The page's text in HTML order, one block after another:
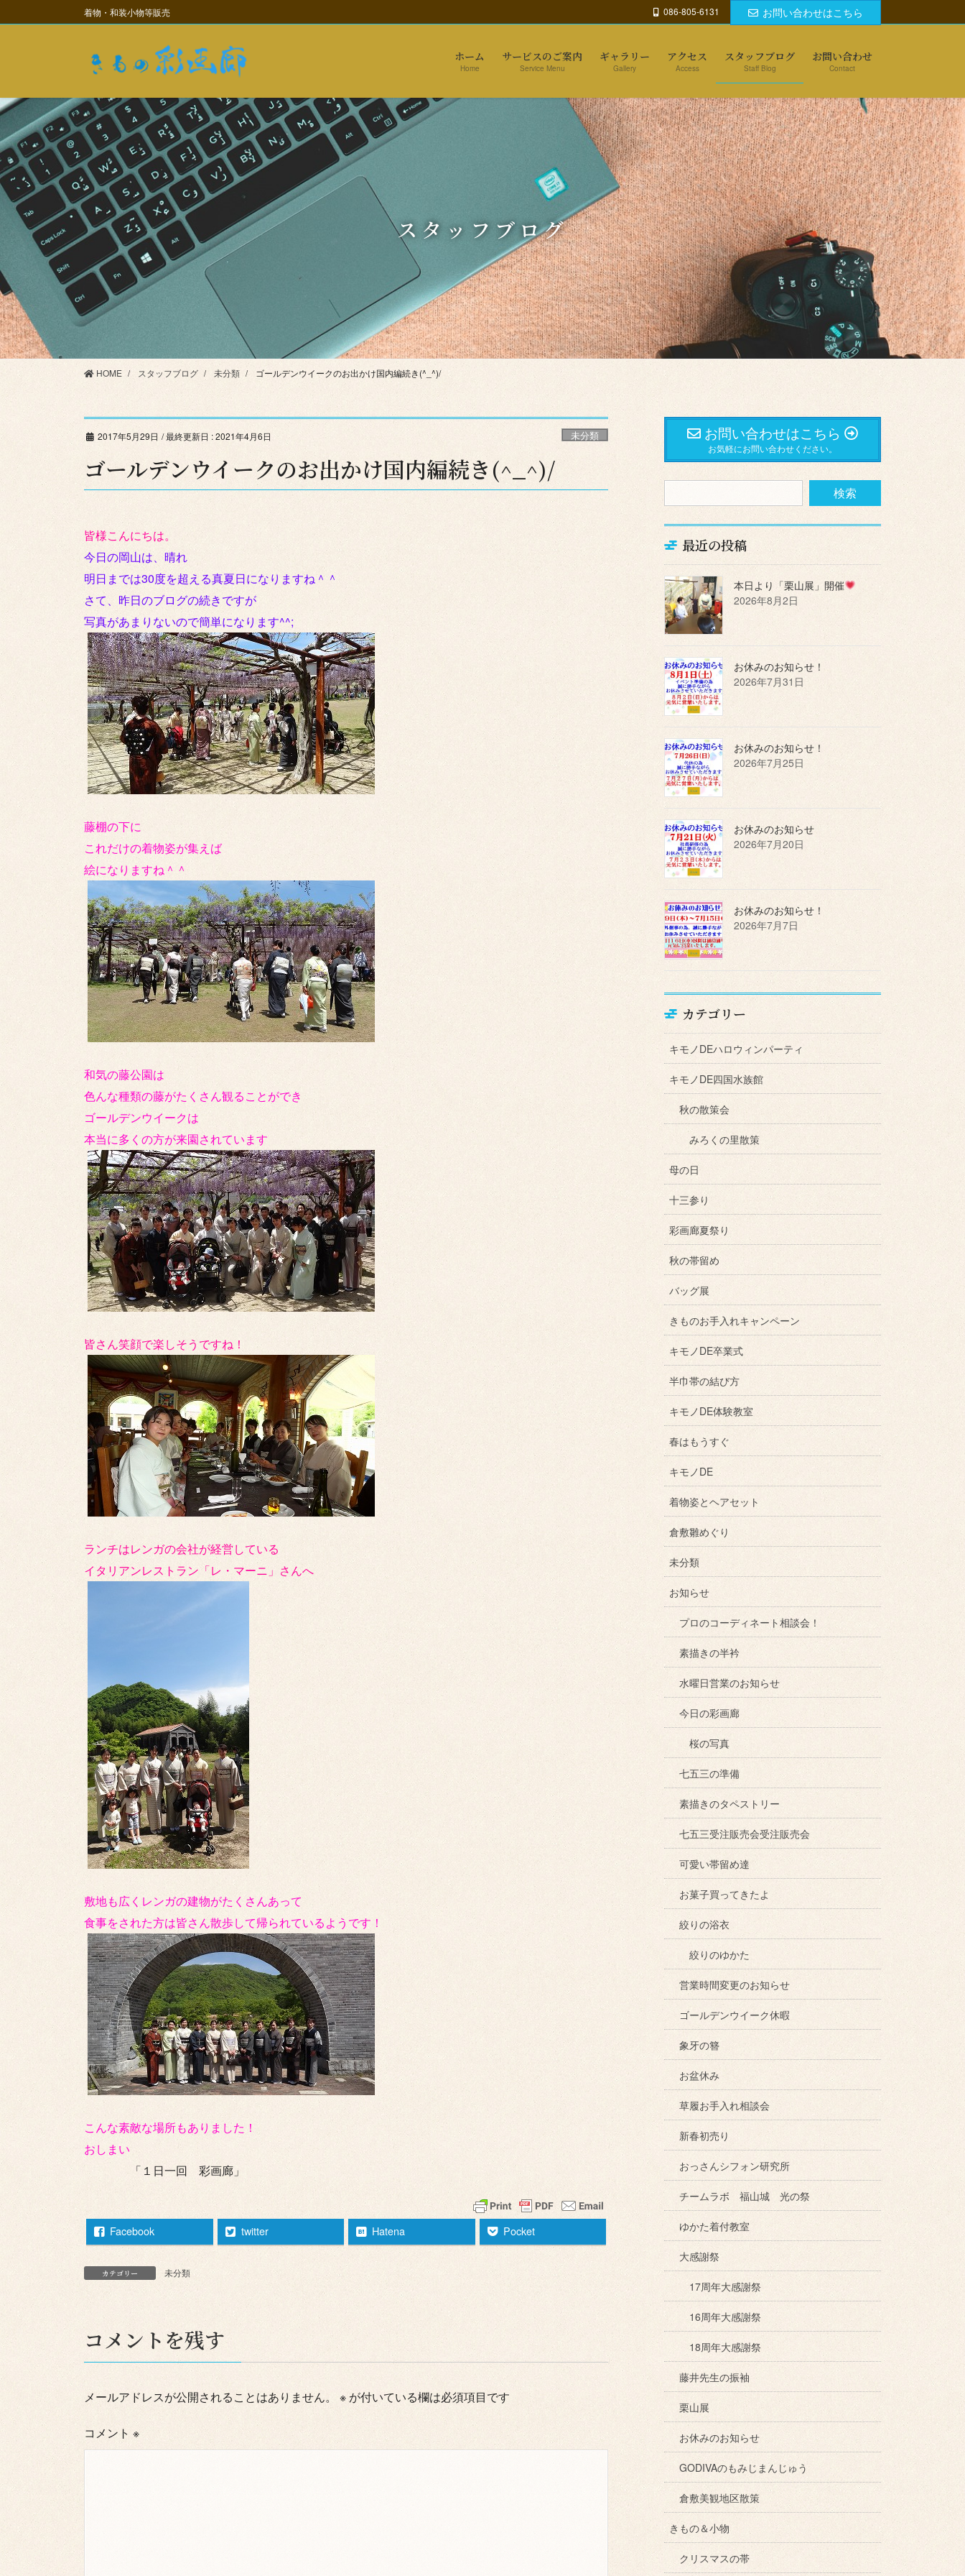
ン
に
移
ビ
ョ
ン
移
動
着物・和装小物等販売 086-805-6131 お問い合わせはこちら
ホーム
Home
サービスのご案内
Service Menu
ギャラリー
Gallery
アクセス
Access
スタッフブログ
Staff Blog
お問い合わせ
Contact
スタッフブログ
HOME スタッフブログ 未分類 ゴールデンウイークのお出かけ国内編続き(^_^)/
2017年5月29日 / 最終更新日 :2021年4月6日 未分類
ゴールデンウイークのお出かけ国内編続き(^_^)/
皆様こんにちは。
今日の岡山は、晴れ
明日までは30度を超える真夏日になりますね＾＾
さて、昨日のブログの続きですが
写真があまりないので簡単になります^^;
藤棚の下に
これだけの着物姿が集えば
絵になりますね＾＾
和気の藤公園は
色んな種類の藤がたくさん観ることができ
ゴールデンウイークは
本当に多くの方が来園されています
皆さん笑顔で楽しそうですね！
ランチはレンガの会社が経営している
イタリアンレストラン「レ・マーニ」さんへ
敷地も広くレンガの建物がたくさんあって
食事をされた方は皆さん散歩して帰られているようです！
こんな素敵な場所もありました！
おしまい
「１日一回 彩画廊」
Facebook twitter Hatena Pocket
カテゴリー 未分類
コメントを残す
メールアドレスが公開されることはありません。 ※ が付いている欄は必須項目です
コメント ※
お問い合わせはこちら
お気軽にお問い合わせください。
最近の投稿
本日より「栗山展」開催
2026年8月2日
お休みのお知らせ！
2026年7月31日
お休みのお知らせ！
2026年7月25日
お休みのお知らせ
2026年7月20日
お休みのお知らせ！
2026年7月7日
カテゴリー
キモノDEハロウィンパーティ
キモノDE四国水族館
秋の散策会
みろくの里散策
母の日
十三参り
彩画廊夏祭り
秋の帯留め
バッグ展
きものお手入れキャンペーン
キモノDE卒業式
半巾帯の結び方
キモノDE体験教室
春はもうすぐ
キモノDE
着物姿とヘアセット
倉敷雛めぐり
未分類
お知らせ
プロのコーディネート相談会！
素描きの半衿
水曜日営業のお知らせ
今日の彩画廊
桜の写真
七五三の準備
素描きのタペストリー
七五三受注販売会受注販売会
可愛い帯留め達
お菓子買ってきたよ
絞りの浴衣
絞りのゆかた
営業時間変更のお知らせ
ゴールデンウイーク休暇
象牙の簪
お盆休み
草履お手入れ相談会
新春初売り
おっさんシフォン研究所
チームラボ 福山城 光の祭
ゆかた着付教室
大感謝祭
17周年大感謝祭
16周年大感謝祭
18周年大感謝祭
藤井先生の振袖
栗山展
お休みのお知らせ
GODIVAのもみじまんじゅう
倉敷美観地区散策
きもの＆小物
クリスマスの帯